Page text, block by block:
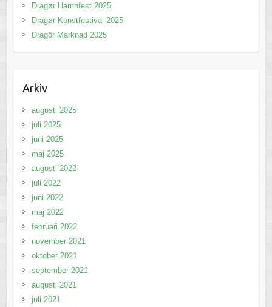
Dragør Hamnfest 2025
Dragør Konstfestival 2025
Dragör Marknad 2025
Arkiv
augusti 2025
juli 2025
juni 2025
maj 2025
augusti 2022
juli 2022
juni 2022
maj 2022
februari 2022
november 2021
oktober 2021
september 2021
augusti 2021
juli 2021